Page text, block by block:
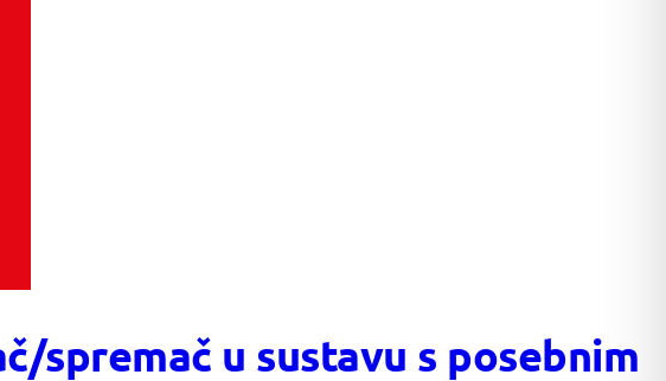
spremač u sustavu s posebnim